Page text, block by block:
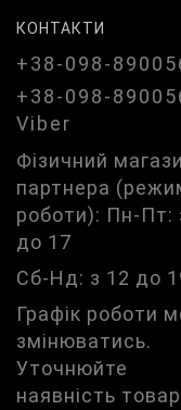
КОНТАКТИ
+38-098-
+38-098-
Viber
Фізичний
партнера
роботи): Пн-Пт:
до 17
Сб-Нд: з 12 до
Графік роботи
змінюватись.
Уточнюйте
наявність